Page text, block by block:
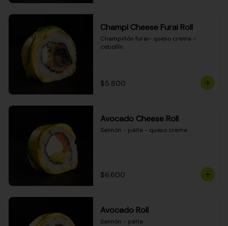
Champi Cheese Furai Roll
Champiñón furai- queso crema -
cebollín
$5.800
Avocado Cheese Roll
Salmón - palta - queso crema
$6.600
Avocado Roll
Salmón - palta